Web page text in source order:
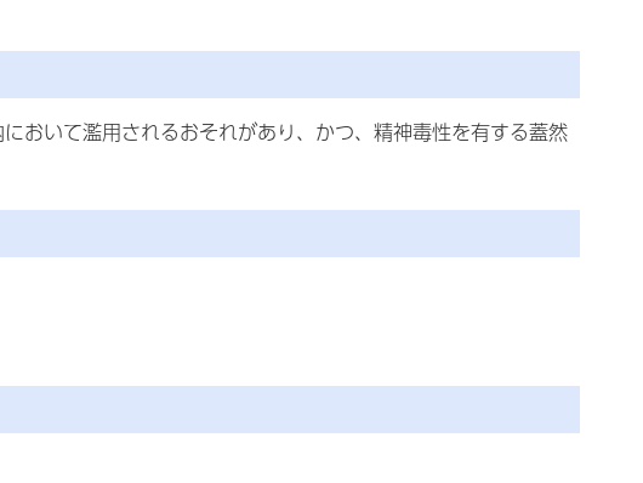
おいて濫用されるおそれがあり、かつ、精神毒性を有する蓋然